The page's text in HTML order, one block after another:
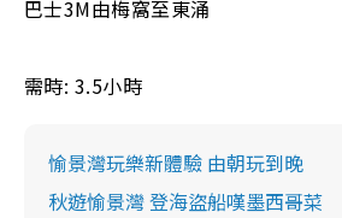
巴士3M由梅窩至東涌
需時: 3.5小時
愉景灣玩樂新體驗 由朝玩到晚
秋遊愉景灣 登海盜船嘆墨西哥菜